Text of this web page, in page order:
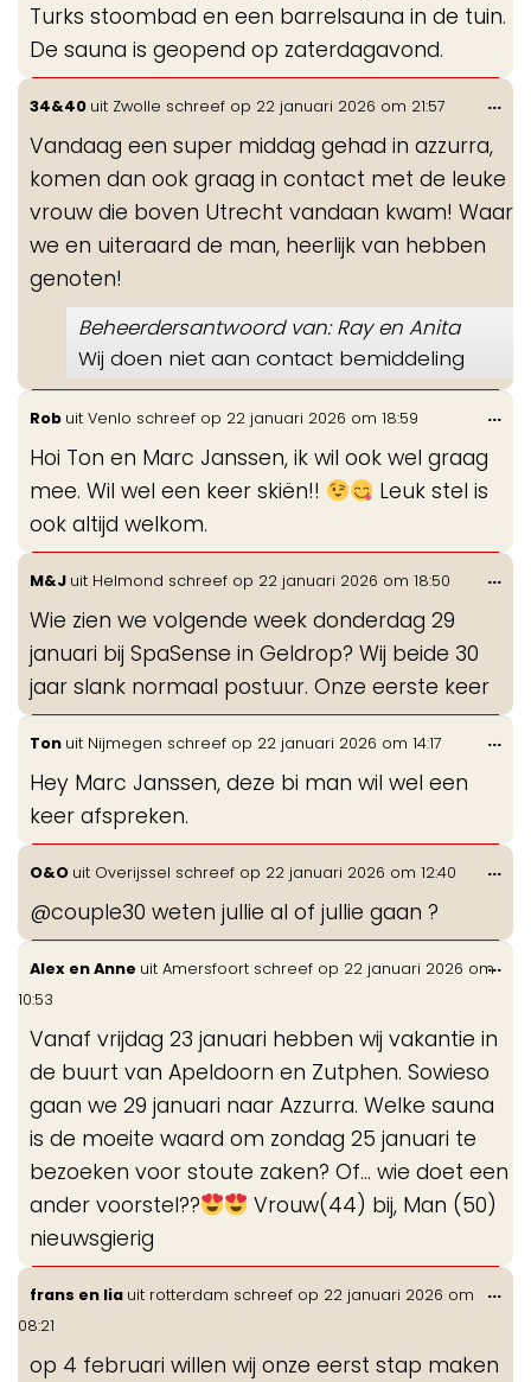
Turks stoombad en een barrelsauna in de tuin.
De sauna is geopend op zaterdagavond.
34&40 uit Zwolle schreef op 22 januari 2026 om 21:57
Vandaag een super middag gehad in azzurra,
komen dan ook graag in contact met de leuke
vrouw die boven Utrecht vandaan kwam! Waar
we en uiteraard de man, heerlijk van hebben
genoten!
Beheerdersantwoord van: Ray en Anita
Wij doen niet aan contact bemiddeling
...
Rob uit Venlo schreef op 22 januari 2026 om 18:59
Hoi Ton en Marc Janssen, ik wil ook wel graag
mee. Wil wel een keer skiën!!
Leuk stel is
ook altijd welkom.
...
M&J uit Helmond schreef op 22 januari 2026 om 18:50
Wie zien we volgende week donderdag 29
januari bij SpaSense in Geldrop? Wij beide 30
jaar slank normaal postuur. Onze eerste keer
...
Ton uit Nijmegen schreef op 22 januari 2026 om 14:17
Hey Marc Janssen, deze bi man wil wel een
keer afspreken.
...
O&O uit Overijssel schreef op 22 januari 2026 om 12:40
@couple30 weten jullie al of jullie gaan ?
...
Alex en Anne uit Amersfoort schreef op 22 januari 2026 om
10:53
Vanaf vrijdag 23 januari hebben wij vakantie in
de buurt van Apeldoorn en Zutphen. Sowieso
gaan we 29 januari naar Azzurra. Welke sauna
is de moeite waard om zondag 25 januari te
bezoeken voor stoute zaken? Of... wie doet een
ander voorstel??
Vrouw(44) bij, Man (50)
nieuwsgierig
...
frans en lia uit rotterdam schreef op 22 januari 2026 om
08:21
op 4 februari willen wij onze eerst stap maken
...